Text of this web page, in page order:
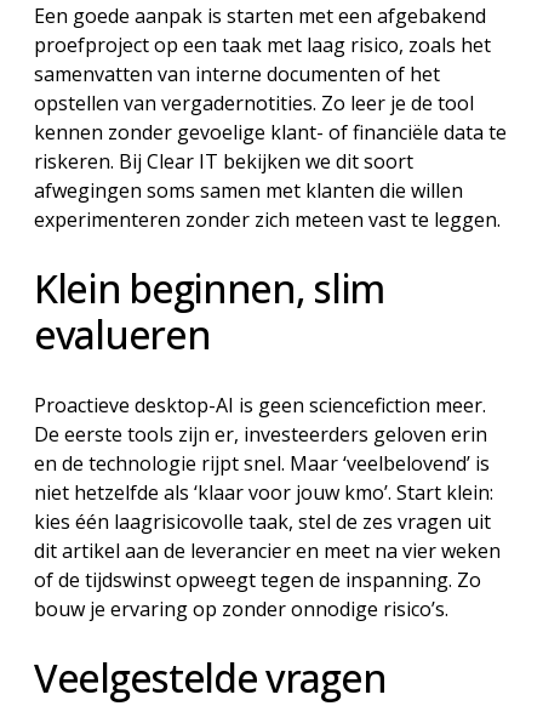
Een goede aanpak is starten met een afgebakend
proefproject op een taak met laag risico, zoals het
samenvatten van interne documenten of het
opstellen van vergadernotities. Zo leer je de tool
kennen zonder gevoelige klant- of financiële data te
riskeren. Bij Clear IT bekijken we dit soort
afwegingen soms samen met klanten die willen
experimenteren zonder zich meteen vast te leggen.
Klein beginnen, slim
evalueren
Proactieve desktop-AI is geen sciencefiction meer.
De eerste tools zijn er, investeerders geloven erin
en de technologie rijpt snel. Maar ‘veelbelovend’ is
niet hetzelfde als ‘klaar voor jouw kmo’. Start klein:
kies één laagrisicovolle taak, stel de zes vragen uit
dit artikel aan de leverancier en meet na vier weken
of de tijdswinst opweegt tegen de inspanning. Zo
bouw je ervaring op zonder onnodige risico’s.
Veelgestelde vragen